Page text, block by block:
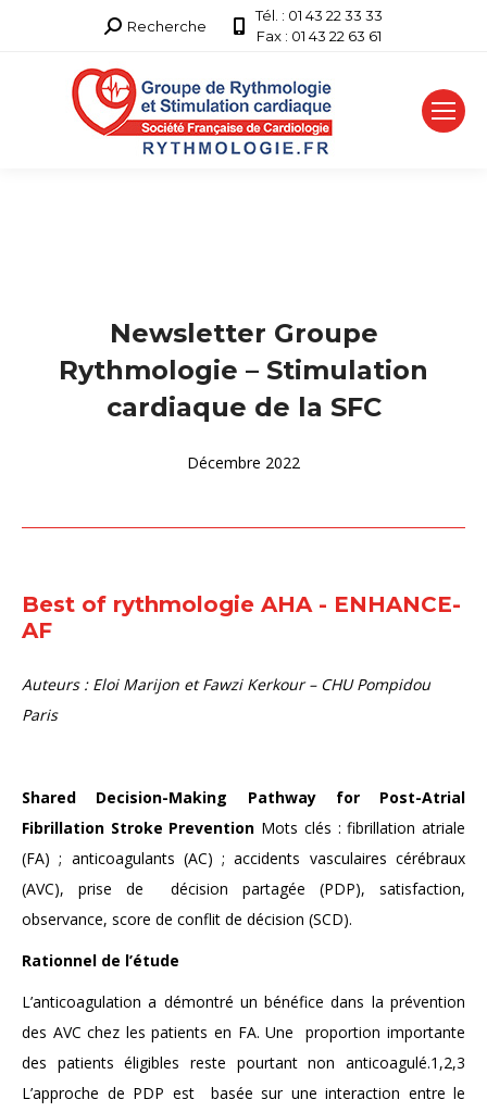
Recherche
Recherche
Tél. : 01 43 22 33 33
Fax : 01 43 22 63 61
Newsletter Groupe
Rythmologie – Stimulation
cardiaque de la SFC
Décembre 2022
Best of rythmologie AHA - ENHANCE-
AF
Auteurs : Eloi Marijon et Fawzi Kerkour – CHU Pompidou
Paris
Shared Decision-Making Pathway for Post-Atrial
Fibrillation Stroke Prevention Mots clés : fibrillation atriale
(FA) ; anticoagulants (AC) ; accidents vasculaires cérébraux
(AVC), prise de décision partagée (PDP), satisfaction,
observance, score de conflit de décision (SCD).
Rationnel de l’étude
L’anticoagulation a démontré un bénéfice dans la prévention
des AVC chez les patients en FA. Une proportion importante
des patients éligibles reste pourtant non anticoagulé.1,2,3
L’approche de PDP est basée sur une interaction entre le